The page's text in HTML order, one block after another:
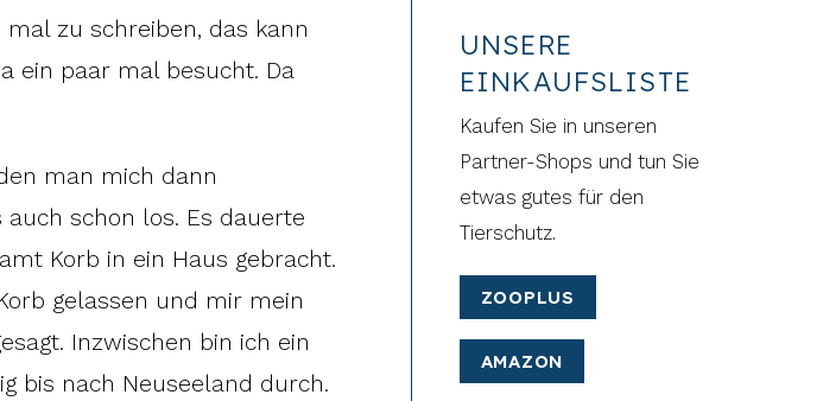
zu schreiben, das kann
ein paar mal besucht. Da
man mich dann
schon los. Es dauerte
Korb in ein Haus gebracht.
gelassen und mir mein
Inzwischen bin ich ein
bis nach Neuseeland durch.
UNSERE
EINKAUFSLISTE
Kaufen Sie in unseren
Partner-Shops und tun Sie
etwas gutes für den
Tierschutz.
ZOOPLUS
AMAZON